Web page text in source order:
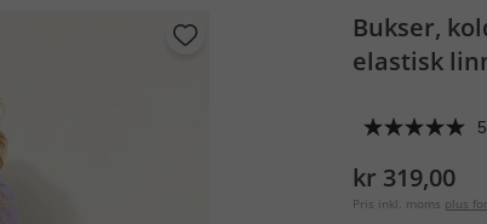
Bukser,
elastisk
kr 319,00
Pris inkl. moms plus